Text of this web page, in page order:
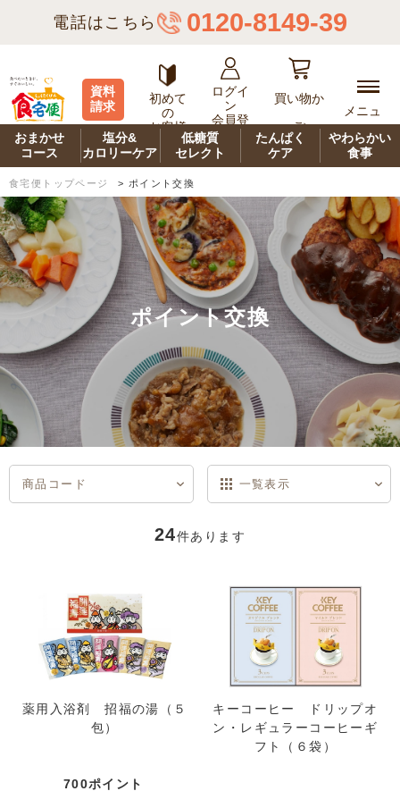
電話はこちら 0120-8149-39
資料
請求
初めて
の
お客様
ログイ
ン
会員登
買い物か
ご
メニュ
ー
おまかせ
コース
塩分&
カロリーケア
低糖質
セレクト
たんぱく
ケア
やわらかい
食事
食宅便トップページ > ポイント交換
ポイント交換
商品コード 一覧表示
24件あります
薬用入浴剤 招福の湯（５
包）
700ポイント
キーコーヒー ドリップオ
ン・レギュラーコーヒーギ
フト（６袋）